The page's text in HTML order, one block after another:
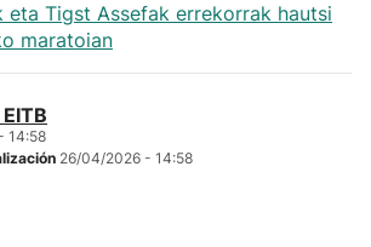
eta Tigst Assefak errekorrak hautsi
maratoian
14:58
26/04/2026 - 14:58